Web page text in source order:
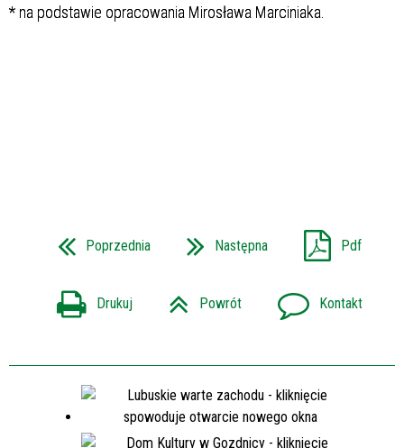
* na podstawie opracowania Mirosława Marciniaka.
Poprzednia Następna Pdf
Drukuj Powrót Kontakt